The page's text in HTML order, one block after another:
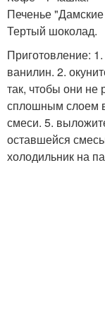
Печенье
Тертый шоколад.
Приготовление:
ванилин. 2.
так, чтобы они не
сплошным слоем
смеси. 5.
оставшейся
холодильник на